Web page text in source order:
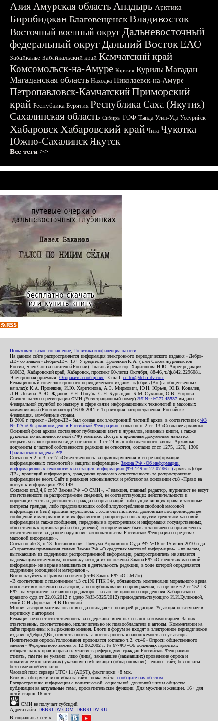
АзияАмурская область Анадырь Арктика
БиробиджанБлаговещенскВладивосток
Восточный военный округДальневосточный
федеральный округДальний ВостокЕАО
Забайкалье Забайкальский край Камчатский край
Комсомольск-на-Амуре Корякия Курилы Магадан
Магаданская область Находка Николаевск-на-Амуре
Петропавловск-КамчатскийПриморский
край Республика Бурятия Республика Саха (Якутия)
Сахалинская область Сибирь ТОФ Тында Улан-Удэ Уссурийск
ХабаровскХабаровский край Чита Чукотка
Южно-СахалинскЯкутск
Все теги >>
Пользовательское соглашение Политика конфиденциальности
На данном сайте распространяется информация электронного периодического издания «Дебри-
ДВ» со знаком «Дебри-ДВ». 16+ Учредитель: Пронякин К.А. (член Союза журналистов
России, член Союза писателей России). Главный редактор: Харитонова И.Ю. Адрес редакции:
680032, Хабаровский край, Хабаровск, проспект 60-летия Октября, 88-46, т./ф.84212296081.
Электронная приемная: Отправить сообщение . E-mail: editor@debri-dv.com
Редакционный совет электронного периодического издания «Дебри-ДВ» (на общественных
началах): К.А. Пронякин, И.Ю. Харитонова, А.Э. Мирмович, Ю.Н. Юрьев, Ю.В. Ковалев,
Л.Н. Левина, А.Ю. Жданов, Е.Н. Голубь, С.Н. Бурындин, Б.М. Сухинин, О.В. Егорова
Свидетельство о регистрации СМИ (Регистрационный номер) ЭЛ № ФС77-45537 выдано
Федеральной службой по надзору в сфере связи, информационных технологий и массовых
коммуникаций (Роскомнадзор) 16.06.2011 г. Территория распространения: Российская
Федерация, зарубежные страны.
В 2006 г. проект «Дебри-ДВ» был создан как электронный частный архив, в соответствии с ФЗ
№ 125 «Об архивном деле в Российской Федерации» , согласно п. 2 ст. 13 «Создание архивов».
Основной фонд архива составляют публикации газет и журналов, изданные книги, а также
рукописи по дальневосточной (РФ) тематике. Доступ к архивным документам является
открытым в электронном виде, согласно п. 1 ст. 24 вышеобозначенного закона. Архивные
документы к частной собственности редакции не относятся, согласно ст.ст. 1275, 1276, 1306
Гражданского кодекса РФ
Согласно ч.2. п.3. ст.17 «Ответственность за правонарушения в сфере информации,
информационных технологий и защиты информации» Закона РФ «Об информации,
информационных технологиях и о защите информации» (ФЗ-149 от 27.07.06 г.) архив «Дебри-
ДВ», хранящий информацию, гражданско-правовую ответственность за распространение
информации не несет. Сайт и редакция основываются и работают на основании ст.8 «Право на
доступ к информации» ФЗ-149.
Согласно пп.3,4,6 ст.57 Закона РФ «О СМИ», «Редакция, главный редактор, журналист не несут
ответственности за распространение сведений, не соответствующих действительности и
порочащих честь и достоинство граждан и организаций, либо ущемляющих права и законные
интересы граждан, либо представляющих собой злоупотребление свободой массовой
информации и (или) правами журналиста: ...если они являются дословным воспроизведением
сообщений и материалов или их фрагментов, распространенных другим средством массовой
информации (а также сообщения, переданные в пресс-релизах и информация государственных,
общественных организаций и объединений), которое может быть установлено и привлечено к
ответственности за данное нарушение законодательства Российской Федерации о средствах
массовой информации».
Согласно абз.3, п.13 Постановления Пленума Верховного Суда РФ №16 от 15 июня 2010 года
«О практике применения судами Закона РФ «О средствах массовой информации», «по делам,
вытекающим из содержания распространенной информации, распространитель не является
надлежащим ответчиком, поскольку исходя из положений Закона РФ «О средствах массовой
информации» не вправе вмешиваться в деятельность редакции, в ходе которой определяется
содержание сообщений и материалов».
Воспользуйтесь «Правом на ответ» (ст.46 Закона РФ «О СМИ»).
«В соответствии с положением ч.3 ст.196 ГПК РФ, обязанность компенсации морального вреда
подлежит возложению на авторов, а по опубликованию опровержения, в порядке ч.2 ст.152 ГК
РФ - на учредителя и главного редактор», - из апелляционного определения Хабаровского
краевого суда от 22.08.2012 г. (дело №33-5325/2012) председательствующего И.И.Куликовой,
судей С.И.Дорожко, Н.В.Пестовой.
Мнения авторов материалов не всегда совпадают с позицией редакции. Редакция не вступает в
переписку с авторами.
Редакция не несет ответственность за содержание внешних ссылок и комментариев. За них
ответственны, соответственно, исключительно их правообладатели и авторы. Комментарии на
сайте приравнены к выражению мнения. Блоги и форум не входят в электронное периодическое
издание «Дебри-ДВ», ответственность за достоверность и наполняемость несут авторы.
Политические опросы/голосования проводятся согласно ч.2. ст.46 «Опросы общественного
мнения» Федерального закона от 12.06.2002 г. № 67-ФЗ «Об основных гарантиях
избирательных прав и права на участие в референдуме граждан Российской Федерации»;
считать, там где не указано: лицо (лица), заказавшее (заказавших) проведение опроса и
оплатившее (оплативших) указанную публикацию (обнародование) - едино - сайт, без оплаты -
безвозмездно/бесплатно.
Часовой пояс сервера UTC+11 (AEST), фактически +8 мск.
Если вы обнаружили ошибки на сайте, пожалуйста, сообщите нам об этом
Распространение информации о политической, социальной, духовной жизни общества,
публикации на актуальные темы, просветительские функции. Для мужчин и женщин. 16+ для
детей старше 16 лет.
СМИ не получает субсидий.
Адреса сайта: DEBRI-DV.COM DEBRI-DV.RU
В социальных сетях: